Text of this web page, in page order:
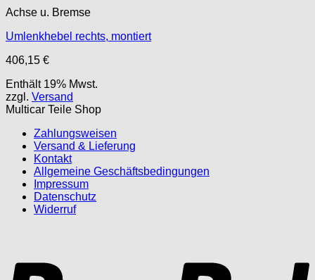
Achse u. Bremse
Umlenkhebel rechts, montiert
406,15 €
Enthält 19% Mwst.
zzgl. Versand
Multicar Teile Shop
Zahlungsweisen
Versand & Lieferung
Kontakt
Allgemeine Geschäftsbedingungen
Impressum
Datenschutz
Widerruf